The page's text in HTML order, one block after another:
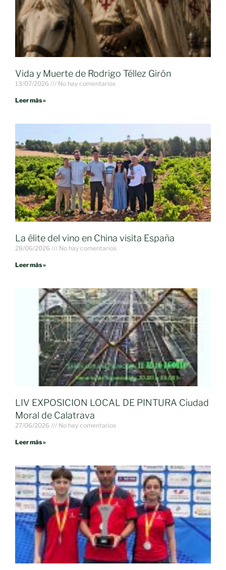
Vida y Muerte de Rodrigo Téllez Girón
13/07/2026 No hay comentarios
Leer más »
La élite del vino en China visita España
28/06/2026 No hay comentarios
Leer más »
LIV EXPOSICION LOCAL DE PINTURA Ciudad
Moral de Calatrava
27/06/2026 No hay comentarios
Leer más »